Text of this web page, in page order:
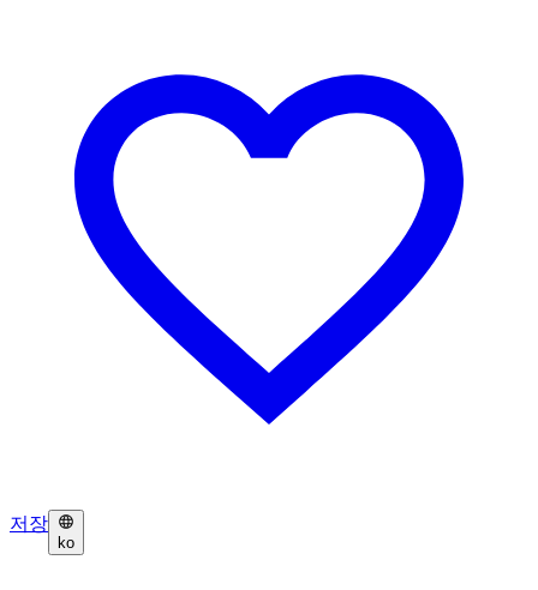
저장
ko